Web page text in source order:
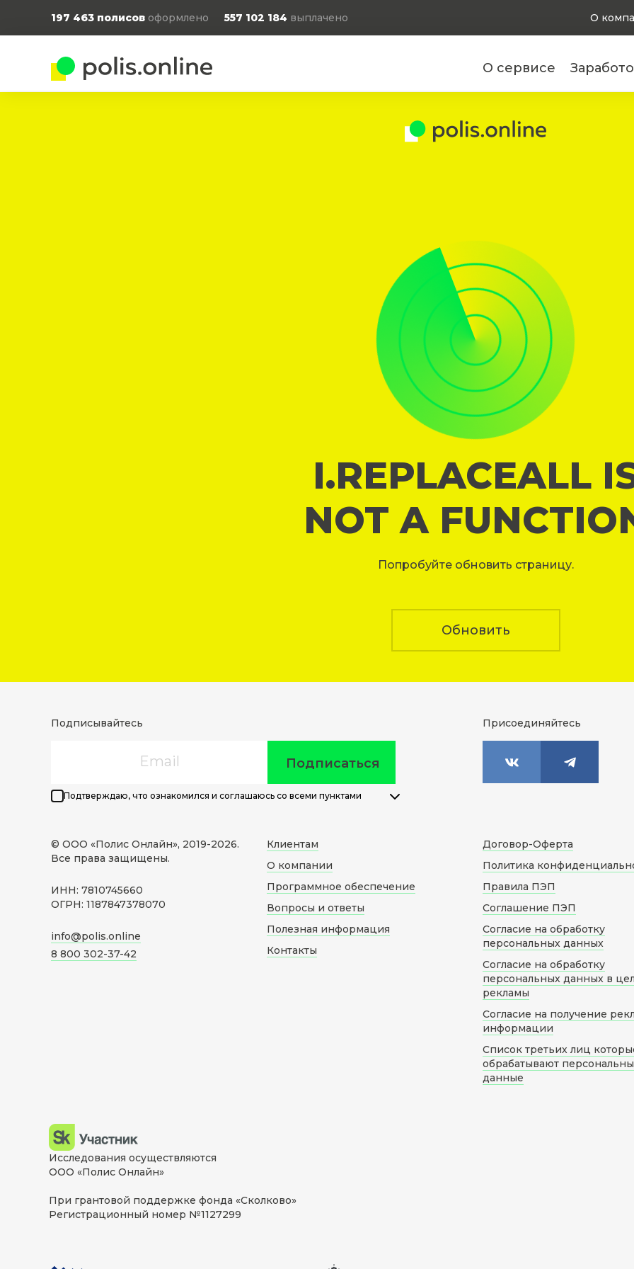
197 463 полисов оформлено 557 102 184 выплачено О
О сервисе
I.REPLACEALL
NOT A
Попробуйте обновить страницу.
Обновить
Подписывайтесь
Подписаться
Подтверждаю, что ознакомился и соглашаюсь со всеми пунктами
Присоединяйтесь
© ООО «Полис Онлайн», 2019-2026.
Все права защищены.
ИНН: 7810745660
ОГРН: 1187847378070
info@polis.online
8 800 302-37-42
Клиентам
О компании
Программное обеспечение
Вопросы и ответы
Полезная информация
Контакты
Договор-Оферта
Политика
Правила ПЭП
Соглашение ПЭП
Согласие на обработку
персональных данных
Согласие на обработку
персональных данных в
рекламы
Согласие на получение
информации
Список третьих лиц
обрабатывают
данные
Исследования осуществляются
ООО «Полис Онлайн»
При грантовой поддержке фонда «Сколково»
Регистрационный номер №1127299